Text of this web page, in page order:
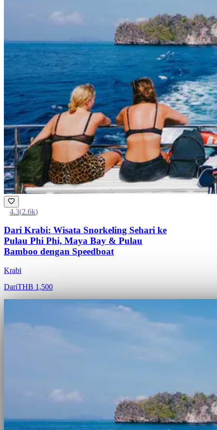
4.3(2.6k)
Dari Krabi: Wisata Snorkeling Sehari ke
Pulau Phi Phi, Maya Bay & Pulau
Bamboo dengan Speedboat
Krabi
DariTHB 1,500